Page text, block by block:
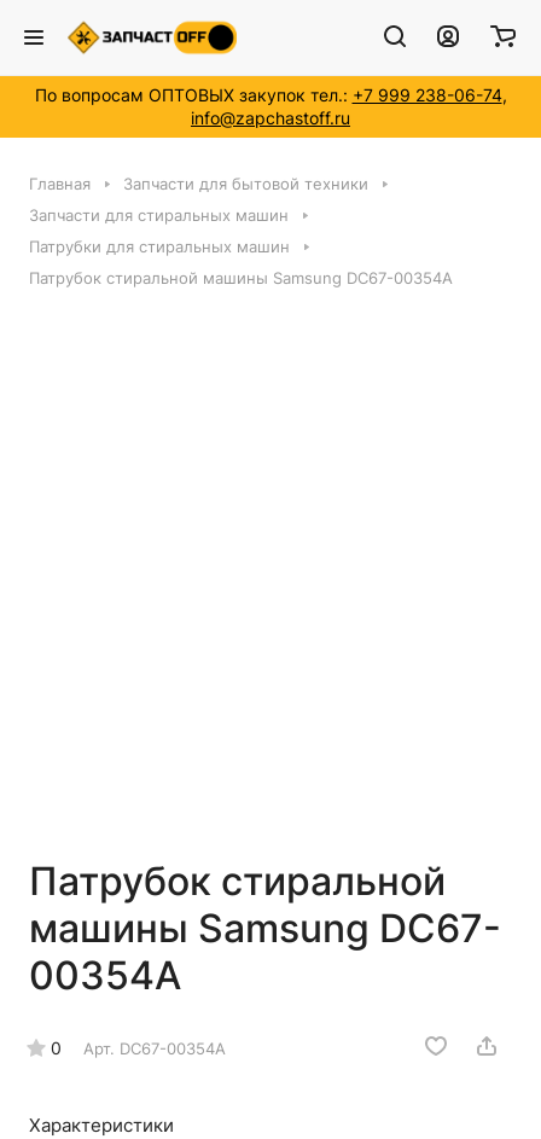
По вопросам ОПТОВЫХ закупок тел.: +7 999 238-06-74,
info@zapchastoff.ru
Главная
Запчасти для бытовой техники
Запчасти для стиральных машин
Патрубки для стиральных машин
Патрубок стиральной машины Samsung DC67-00354A
Патрубок стиральной
машины Samsung DC67-
00354A
0 Арт. DC67-00354A
Характеристики